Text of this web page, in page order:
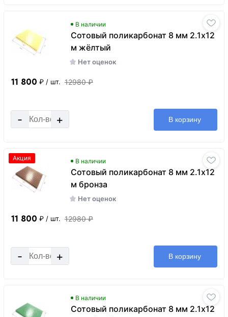
В наличии
Сотовый поликарбонат 8 мм 2.1х12
м жёлтый
Нет оценок
11 800 ₽ / шт. 12980 ₽
- + В корзину
В наличии
Сотовый поликарбонат 8 мм 2.1х12
м бронза
Нет оценок
Акция
11 800 ₽ / шт. 12980 ₽
- + В корзину
В наличии
Сотовый поликарбонат 8 мм 2.1х12